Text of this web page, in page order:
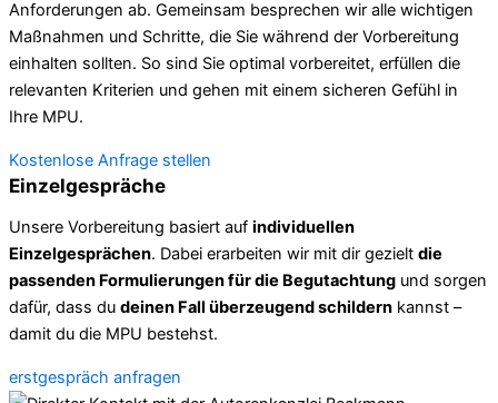
Anforderungen ab. Gemeinsam besprechen wir alle wichtigen
Maßnahmen und Schritte, die Sie während der Vorbereitung
einhalten sollten. So sind Sie optimal vorbereitet, erfüllen die
relevanten Kriterien und gehen mit einem sicheren Gefühl in
Ihre MPU.
Kostenlose Anfrage stellen
Einzelgespräche
Unsere Vorbereitung basiert auf individuellen
Einzelgesprächen. Dabei erarbeiten wir mit dir gezielt die
passenden Formulierungen für die Begutachtung und sorgen
dafür, dass du deinen Fall überzeugend schildern kannst –
damit du die MPU bestehst.
erstgespräch anfragen